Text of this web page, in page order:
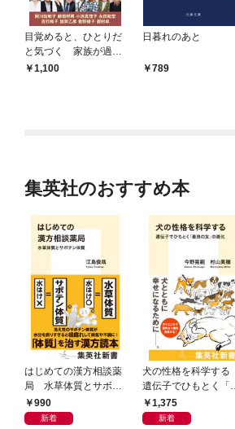
目覚めると、ひとりだ
と気づく 家族が過ご
した最期の日々
1,100
日暮れのあと
789
集英社のおすすめ本
はじめての漢方相談薬
局 水草体質とサボテ
ン体質
990
新着
犬の性格を科学する
遺伝子でひもとく「最
良の友」の進化
1,375
新着